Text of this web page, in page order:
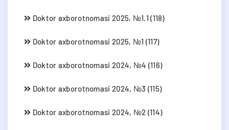
Doktor axborotnomasi 2025, №1.1 (118)
Doktor axborotnomasi 2025, №1 (117)
Doktor axborotnomasi 2024, №4 (116)
Doktor axborotnomasi 2024, №3 (115)
Doktor axborotnomasi 2024, №2 (114)